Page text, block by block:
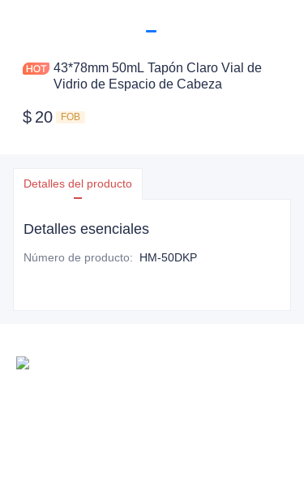
43*78mm 50mL Tapón Claro Vial de
Vidrio de Espacio de Cabeza
$ 20 FOB
Detalles del producto
Detalles esenciales
Número de producto: HM-50DKP